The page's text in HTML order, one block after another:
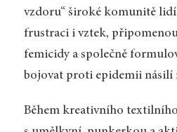
vzdoru“ široké komunitě
frustraci i vztek,
femicidy a společně
bojovat proti epidemii násilí
Během kreativního